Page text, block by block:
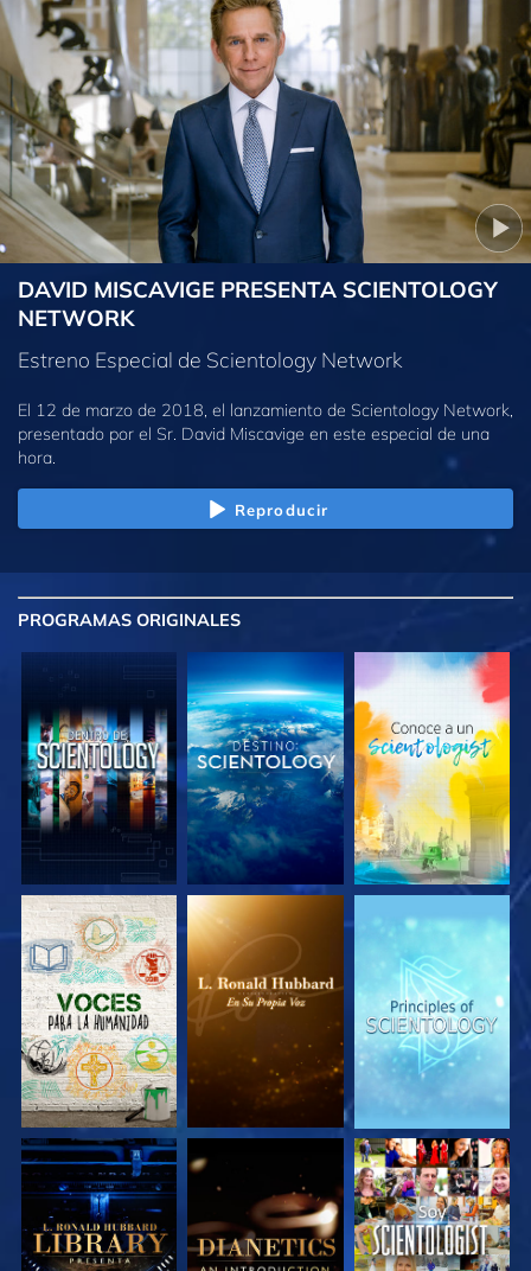
DAVID MISCAVIGE PRESENTA SCIENTOLOGY
NETWORK
Estreno Especial de Scientology Network
El 12 de marzo de 2018, el lanzamiento de Scientology Network,
presentado por el Sr. David Miscavige en este especial de una
hora.
Reproducir
PROGRAMAS ORIGINALES
EXPLORA LAS
SERIES
EXPLORA LAS
SERIES
EXPLORA LAS
SERIES
EXPLORA LAS
SERIES
EXPLORA LAS
SERIES
VE